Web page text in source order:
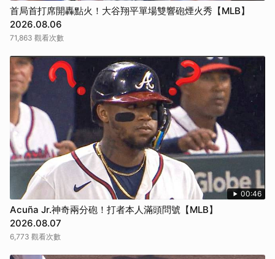
首局首打席開轟點火！大谷翔平單場雙響砲煙火秀【MLB】
2026.08.06
71,863 觀看次數
00:46
Acuña Jr.神奇兩分砲！打者本人滿頭問號【MLB】
2026.08.07
6,773 觀看次數